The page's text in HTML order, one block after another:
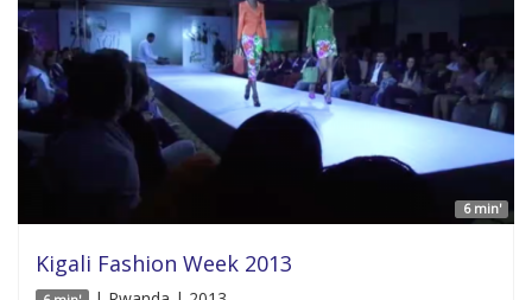
6 min'
Kigali Fashion Week 2013